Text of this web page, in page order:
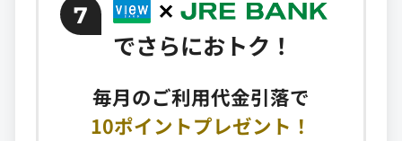
7
でさらにおトク！
毎月のご利用代金引落で
10ポイントプレゼント！